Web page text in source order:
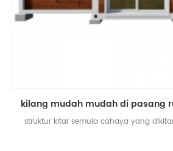
struktur kitar semula cahaya yang